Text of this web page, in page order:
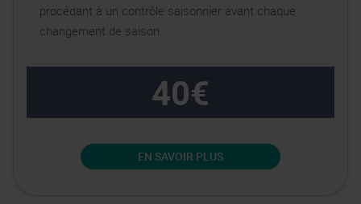
procédant à un contrôle saisonnier avant chaque
changement de saison.
40€
EN SAVOIR PLUS